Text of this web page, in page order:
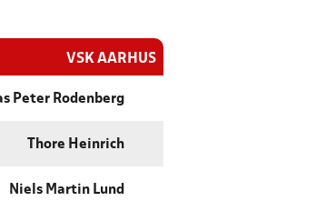
VSK AARHUS
Peter Rodenberg
Thore Heinrich
Niels Martin Lund